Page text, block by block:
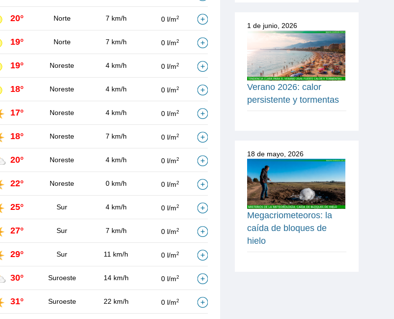
20° Norte 7 km/h 0 l/m2
19° Norte 7 km/h 0 l/m2
19° Noreste 4 km/h 0 l/m2
18° Noreste 4 km/h 0 l/m2
17° Noreste 4 km/h 0 l/m2
18° Noreste 7 km/h 0 l/m2
20° Noreste 4 km/h 0 l/m2
22° Noreste 0 km/h 0 l/m2
25° Sur 4 km/h 0 l/m2
27° Sur 7 km/h 0 l/m2
29° Sur 11 km/h 0 l/m2
30° Suroeste 14 km/h 0 l/m2
31° Suroeste 22 km/h 0 l/m2
1 de junio, 2026
Verano 2026: calor
persistente y tormentas
18 de mayo, 2026
Megacriometeoros: la
caída de bloques de
hielo